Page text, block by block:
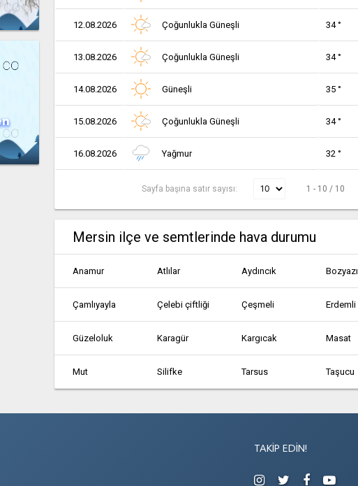
12.08.2026 Çoğunlukla Güneşli 34 °
13.08.2026 Çoğunlukla Güneşli 34 °
14.08.2026 Güneşli 35 °
15.08.2026 Çoğunlukla Güneşli 34 °
16.08.2026 Yağmur 32 °
Sayfa başına satır sayısı: 1 - 10 / 10
Mersin ilçe ve semtlerinde hava durumu
Anamur Atlılar Aydıncık Bozyazı
Çamlıyayla Çelebi çiftliği Çeşmeli Erdemli
Güzeloluk Karagür Kargıcak Masat
Mut Silifke Tarsus Taşucu
TAKIP EDIN!